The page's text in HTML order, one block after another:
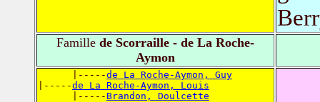
Famille de Scorraille - de La Roche-
Aymon
      |-----
de La Roche-Aymon, Guy
|-----de La Roche-Aymon, Louis
      |-----
Brandon, Doulcette